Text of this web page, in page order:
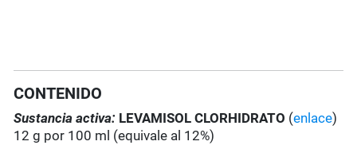
CONTENIDO
Sustancia activa: LEVAMISOL CLORHIDRATO (enlace)
12 g por 100 ml (equivale al 12%)